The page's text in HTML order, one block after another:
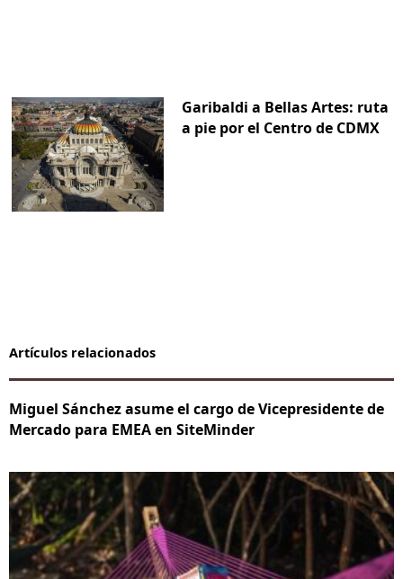
Garibaldi a Bellas Artes: ruta
a pie por el Centro de CDMX
Artículos relacionados
Miguel Sánchez asume el cargo de Vicepresidente de
Mercado para EMEA en SiteMinder